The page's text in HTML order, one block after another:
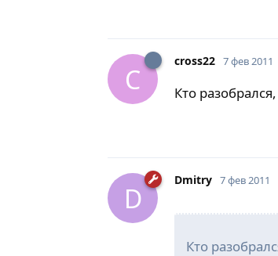
C
cross22 7 фев 2011
Кто
D
Dmitry 7 фев 2011
Кто